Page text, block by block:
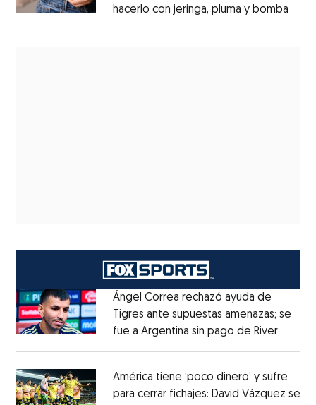
hacerlo con jeringa, pluma y bomba
Ángel Correa rechazó ayuda de
Tigres ante supuestas amenazas; se
fue a Argentina sin pago de RiverOpens
América tiene ‘poco dinero’ y sufre
para cerrar fichajes: David Vázquez se